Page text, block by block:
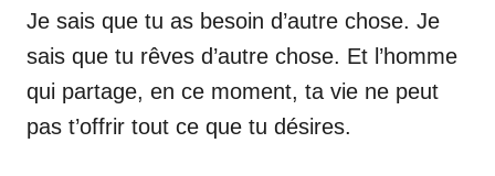
Je sais que tu as besoin d’autre chose. Je
sais que tu rêves d’autre chose. Et l’homme
qui partage, en ce moment, ta vie ne peut
pas t’offrir tout ce que tu désires.